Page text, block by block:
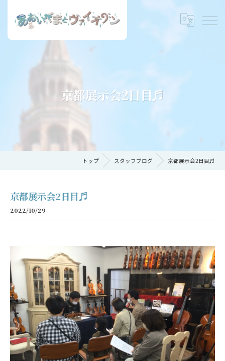
京都展示会2日目♬
トップ スタッフブログ 京都展示会2日目♬
京都展示会2日目♬
2022/10/29